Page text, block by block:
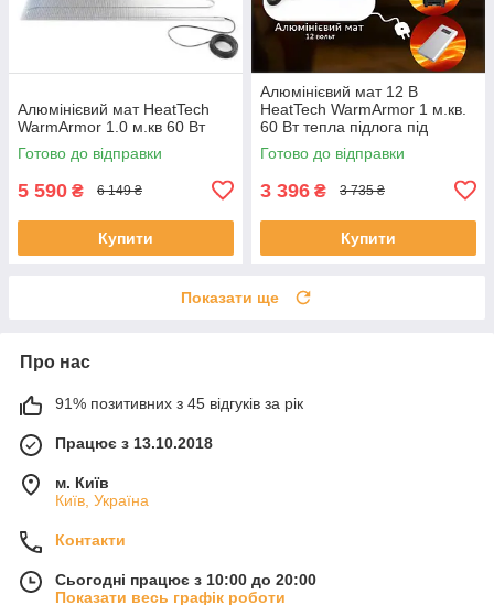
Алюмінієвий мат HeatTech
WarmArmor 1.0 м.кв 60 Вт
Готово до відправки
5 590 ₴ 6 149 ₴
Купити
Алюмінієвий мат 12 В
HeatTech WarmArmor 1 м.кв.
60 Вт тепла підлога під
ламінат паркет дошку без
стяжки
Готово до відправки
3 396 ₴ 3 735 ₴
Купити
Показати ще
Про нас
91% позитивних з 45 відгуків за рік
Працює з 13.10.2018
м. Київ
Київ, Україна
Контакти
Сьогодні працює з 10:00 до 20:00
Показати весь графік роботи